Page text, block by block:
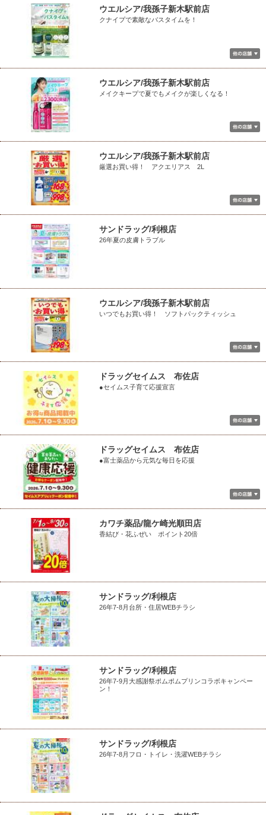
ウエルシア/我孫子新木駅前店
クナイプで素敵なバスタイムを！
ウエルシア/我孫子新木駅前店
メイクキープで夏でもメイクが楽しくなる！
ウエルシア/我孫子新木駅前店
厳選お買い得！ アクエリアス 2L
サンドラッグ/利根店
26年夏の皮膚トラブル
ウエルシア/我孫子新木駅前店
いつでもお買い得！ ソフトパックティッシュ
ドラッグセイムス 布佐店
●セイムス子育て応援宣言
ドラッグセイムス 布佐店
●富士薬品から元気な毎日を応援
カワチ薬品/龍ケ崎光順田店
香結び・花ふぜい ポイント20倍
サンドラッグ/利根店
26年7-8月台所・住居WEBチラシ
サンドラッグ/利根店
26年7-9月大感謝祭ポムポムプリンコラボキャンペー
ン！
サンドラッグ/利根店
26年7-8月フロ・トイレ・洗濯WEBチラシ